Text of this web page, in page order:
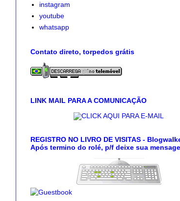
instagram
youtube
whatsapp
Contato direto, torpedos grátis
LINK MAIL PARA A COMUNICAÇÃO
CLICK AQUI PARA E-MAIL
REGISTRO NO LIVRO DE VISITAS -
Após termino do rolé, p/f deixe sua